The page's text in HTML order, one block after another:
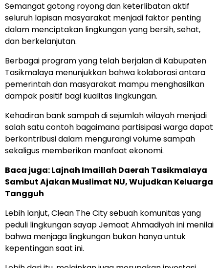
Semangat gotong royong dan keterlibatan aktif
seluruh lapisan masyarakat menjadi faktor penting
dalam menciptakan lingkungan yang bersih, sehat,
dan berkelanjutan.
Berbagai program yang telah berjalan di Kabupaten
Tasikmalaya menunjukkan bahwa kolaborasi antara
pemerintah dan masyarakat mampu menghasilkan
dampak positif bagi kualitas lingkungan.
Kehadiran bank sampah di sejumlah wilayah menjadi
salah satu contoh bagaimana partisipasi warga dapat
berkontribusi dalam mengurangi volume sampah
sekaligus memberikan manfaat ekonomi.
Baca juga: Lajnah Imaillah Daerah Tasikmalaya
Sambut Ajakan Muslimat NU, Wujudkan Keluarga
Tangguh
Lebih lanjut, Clean The City sebuah komunitas yang
peduli lingkungan sayap Jemaat Ahmadiyah ini menilai
bahwa menjaga lingkungan bukan hanya untuk
kepentingan saat ini.